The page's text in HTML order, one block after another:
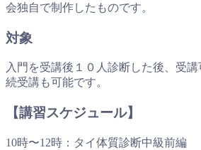
会独自で制作したものです。
対象
入門を受講後１０人診断した後、受
続受講も可能です。
【講習スケジュール】
10時〜12時：タイ体質診断中級前編